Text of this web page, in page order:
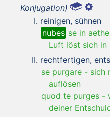
Konjugation)
reinigen, sühnen
nubes se in
Luft löst sich in
rechtfertigen,
se purgare - sich
auflösen
quod te purges -
deiner